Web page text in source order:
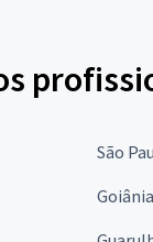
São
Goiânia